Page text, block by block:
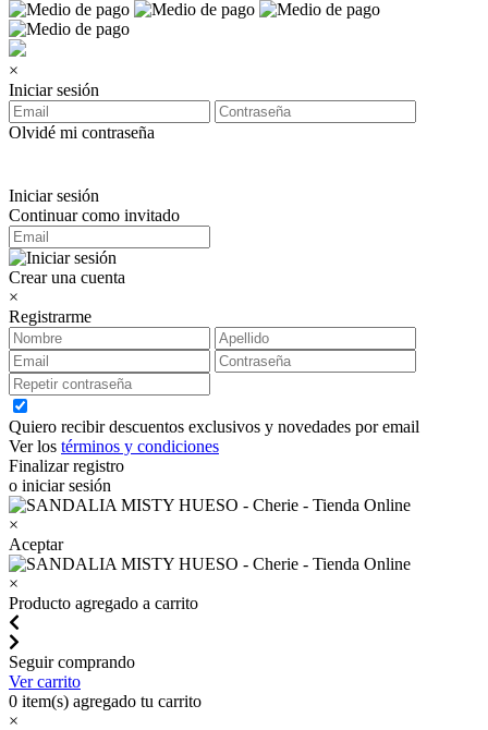
×
Iniciar sesión
Olvidé mi contraseña
Iniciar sesión
Continuar como invitado
Crear una cuenta
×
Registrarme
Quiero recibir descuentos exclusivos y novedades por email
Ver los términos y condiciones
Finalizar registro
o iniciar sesión
×
Aceptar
×
Producto agregado a carrito
Seguir comprando
Ver carrito
0 item(s) agregado tu carrito
×